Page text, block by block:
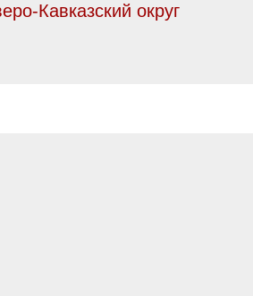
Кавказский округ